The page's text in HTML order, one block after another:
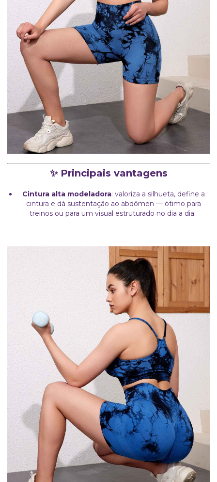
✨ Principais vantagens
Cintura alta modeladora: valoriza a silhueta, define a
cintura e dá sustentação ao abdômen — ótimo para
treinos ou para um visual estruturado no dia a dia.